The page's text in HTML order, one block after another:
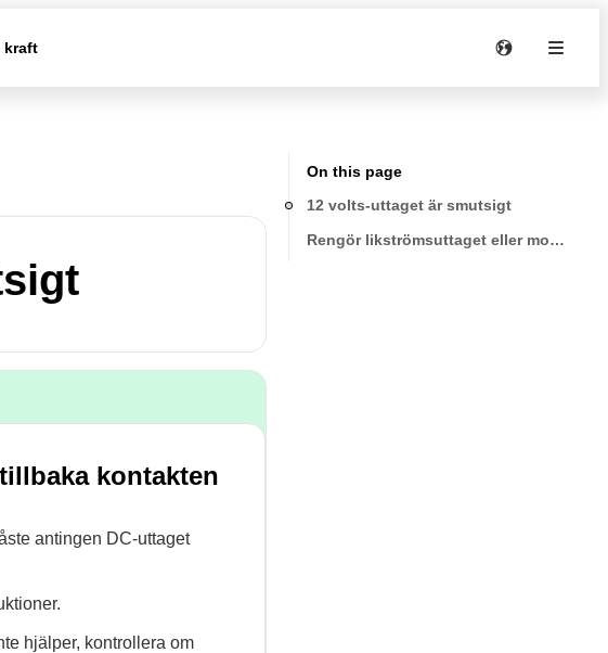
kraft
kontakten
antingen DC-uttaget
hjälper, kontrollera om
On this page
12 volts-uttaget är smutsigt
Rengör likströmsuttaget eller montera